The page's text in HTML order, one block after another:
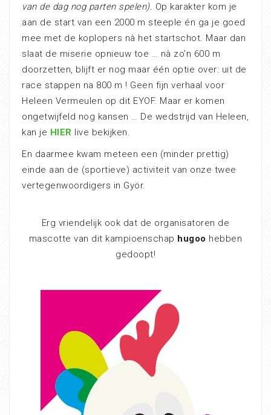
van de dag nog parten spelen). Op karakter kom je
aan de start van een 2000 m steeple én ga je goed
mee met de koplopers nà het startschot. Maar dan
slaat de miserie opnieuw toe … nà zo’n 600 m
doorzetten, blijft er nog maar één optie over: uit de
race stappen na 800 m ! Geen fijn verhaal voor
Heleen Vermeulen op dit EYOF. Maar er komen
ongetwijfeld nog kansen … De wedstrijd van Heleen,
kan je HIER live bekijken.
En daarmee kwam meteen een (minder prettig)
einde aan de (sportieve) activiteit van onze twee
vertegenwoordigers in Györ.
Erg vriendelijk ook dat de organisatoren de
mascotte van dit kampioenschap hugoo hebben
gedoopt!